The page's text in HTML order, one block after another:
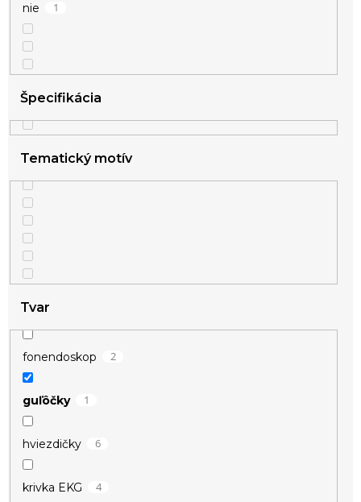
nie 1
Špecifikácia
Tematický motív
Tvar
fonendoskop 2
guľôčky 1
hviezdičky 6
krivka EKG 4